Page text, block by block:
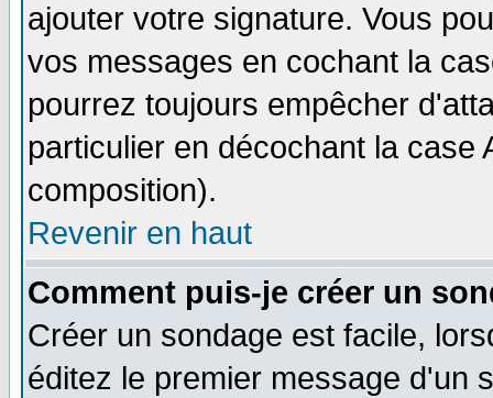
ajouter votre signature. Vous
vos messages en cochant la
pourrez toujours empêcher
particulier en décochant la
composition).
Revenir en haut
Comment puis-je créer un
Créer un sondage est facile,
éditez le premier message d'un